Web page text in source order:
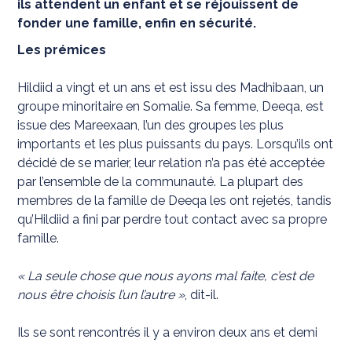
ils attendent un enfant et se réjouissent de
fonder une famille, enfin en sécurité.
Les prémices
Hildiid a vingt et un ans et est issu des Madhibaan, un
groupe minoritaire en Somalie. Sa femme, Deeqa, est
issue des Mareexaan, l’un des groupes les plus
importants et les plus puissants du pays. Lorsqu’ils ont
décidé de se marier, leur relation n’a pas été acceptée
par l’ensemble de la communauté. La plupart des
membres de la famille de Deeqa les ont rejetés, tandis
qu’Hildiid a fini par perdre tout contact avec sa propre
famille.
« La seule chose que nous ayons mal faite, c’est de
nous être choisis l’un l’autre », dit-il.
Ils se sont rencontrés il y a environ deux ans et demi